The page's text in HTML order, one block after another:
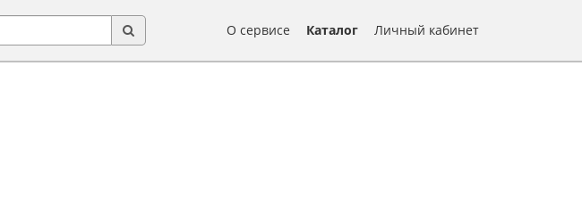
О сервисе Каталог Личный кабинет